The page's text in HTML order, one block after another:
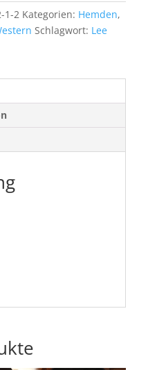
1-2 Kategorien: Hemden,
Schlagwort: Lee